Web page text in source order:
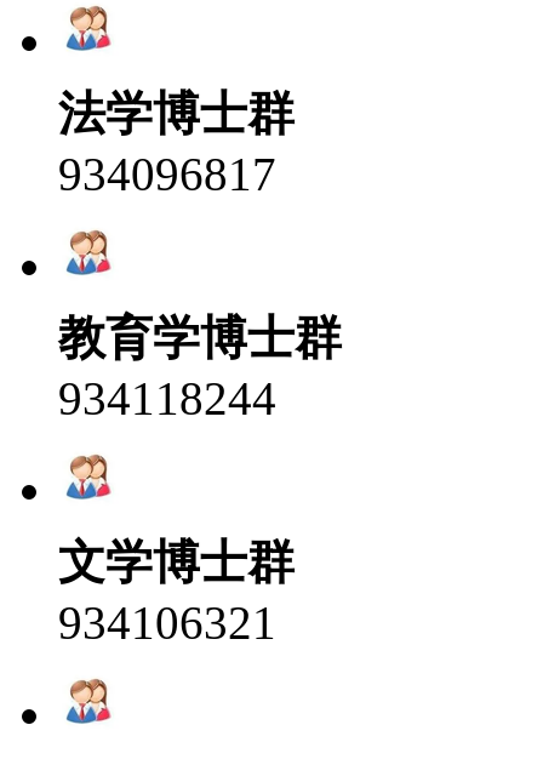
法学博士群
934096817
教育学博士群
934118244
文学博士群
934106321